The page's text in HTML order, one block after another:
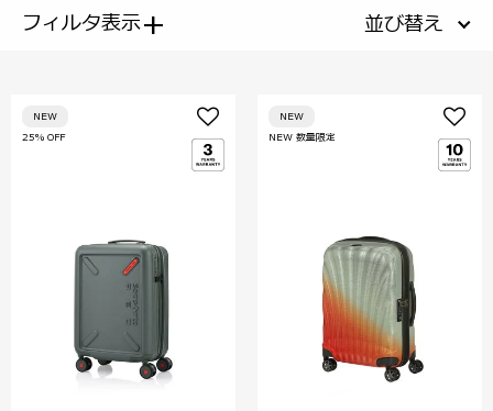
フィルタ表示+ 並び替え
25% OFF
NEW
NEW 数量限定
NEW